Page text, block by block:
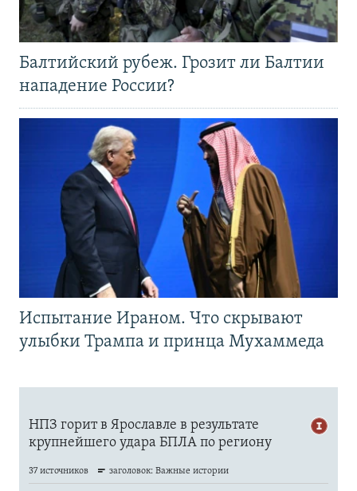
Балтийский рубеж. Грозит ли Балтии
нападение России?
Испытание Ираном. Что скрывают
улыбки Трампа и принца Мухаммеда